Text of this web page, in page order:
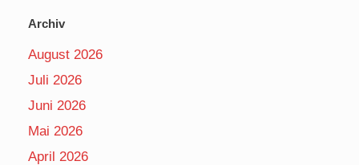
Archiv
August 2026
Juli 2026
Juni 2026
Mai 2026
April 2026